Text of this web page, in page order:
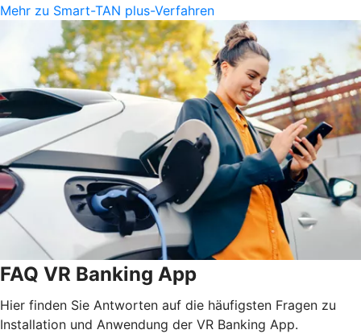
Mehr zu Smart-TAN plus-Verfahren
FAQ VR Banking App
Hier finden Sie Antworten auf die häufigsten Fragen zu
Installation und Anwendung der VR Banking App.